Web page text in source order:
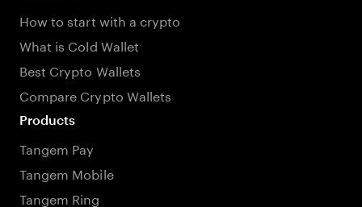
How to start with a crypto
What is Cold Wallet
Best Crypto Wallets
Compare Crypto Wallets
Products
Tangem Pay
Tangem Mobile
Tangem Ring